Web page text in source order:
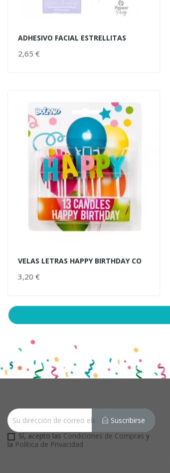
ADHESIVO FACIAL ESTRELLITAS
2,65 €AÑADIR AL CARRITO
VELAS LETRAS HAPPY BIRTHDAY CO
3,20 €AÑADIR AL CARRITO
Suscribirse
Sí, acepto las Condiciones de Compras y
la Política de Privacidad